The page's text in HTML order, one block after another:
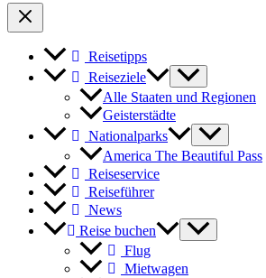
Der
Reiseknigge
Reisetipps
Reiseziele
Alle Staaten und Regionen
Geisterstädte
Nationalparks
America The Beautiful Pass
Reiseservice
Reiseführer
News
Reise buchen
Flug
Mietwagen